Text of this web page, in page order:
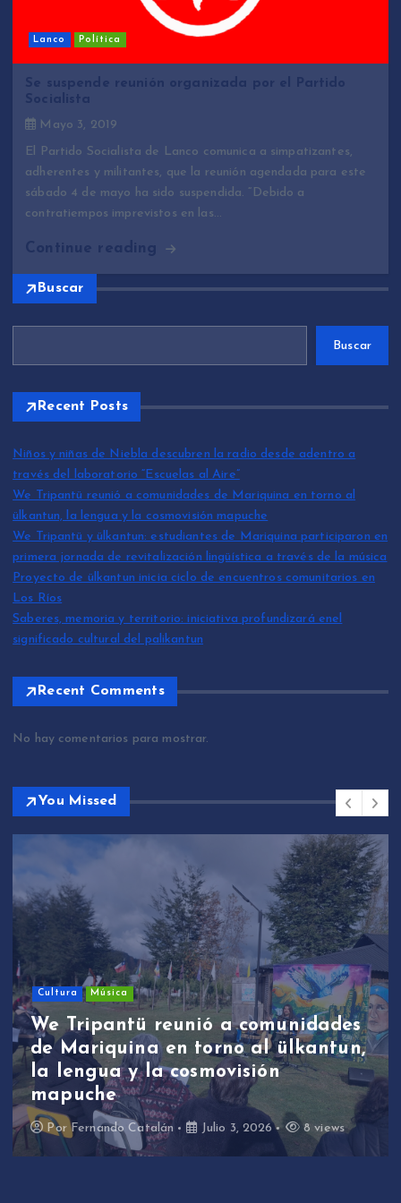
Lanco Política
Se suspende reunión organizada por el Partido
Socialista
Mayo 3, 2019
El Partido Socialista de Lanco comunica a simpatizantes,
adherentes y militantes, que la reunión agendada para este
sábado 4 de mayo ha sido suspendida. “Debido a
contratiempos imprevistos en las…
Continue reading
Buscar
Buscar
Recent Posts
Niños y niñas de Niebla descubren la radio desde adentro a
través del laboratorio “Escuelas al Aire”
We Tripantü reunió a comunidades de Mariquina en torno al
ülkantun, la lengua y la cosmovisión mapuche
We Tripantü y ülkantun: estudiantes de Mariquina participaron en
primera jornada de revitalización lingüística a través de la música
Proyecto de ülkantun inicia ciclo de encuentros comunitarios en
Los Ríos
Saberes, memoria y territorio: iniciativa profundizará enel
significado cultural del palikantun
Recent Comments
No hay comentarios para mostrar.
You Missed
Cultura Música
We Tripantü reunió a comunidades
de Mariquina en torno al ülkantun,
la lengua y la cosmovisión
mapuche
Por Fernando Catalán Julio 3, 2026 8 views